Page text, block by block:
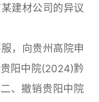
建材公司的异议
，向贵州高院申
阳中院(2024)黔
、撤销贵阳中院